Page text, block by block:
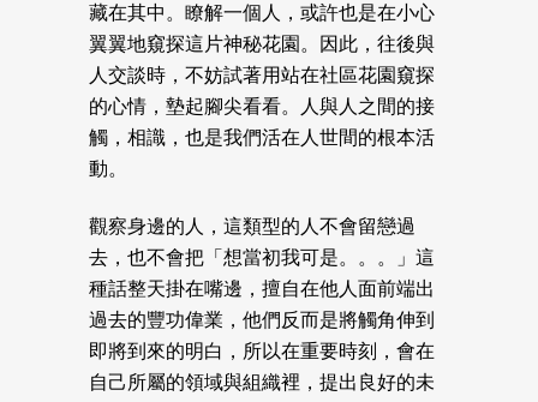
藏在其中。瞭解一個人，或許也是在小心
翼翼地窺探這片神秘花園。因此，往後與
人交談時，不妨試著用站在社區花園窺探
的心情，墊起腳尖看看。人與人之間的接
觸，相識，也是我們活在人世間的根本活
動。
觀察身邊的人，這類型的人不會留戀過
去，也不會把「想當初我可是。。。」這
種話整天掛在嘴邊，擅自在他人面前端出
過去的豐功偉業，他們反而是將觸角伸到
即將到來的明白，所以在重要時刻，會在
自己所屬的領域與組織裡，提出良好的未